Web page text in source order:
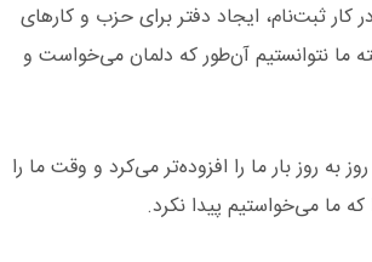
ثبت‌نام، ایجاد دفتر برای حزب و کارهای
ما نتوانستیم آن‌طور که دلمان می‌خواست و
به روز بار ما را افزوده‌تر می‌کرد و وقت ما را
ما می‌خواستیم پیدا نکرد.